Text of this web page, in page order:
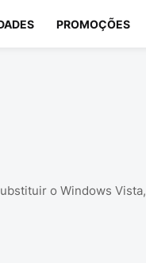
PROMOÇÕES
o Windows Vista,